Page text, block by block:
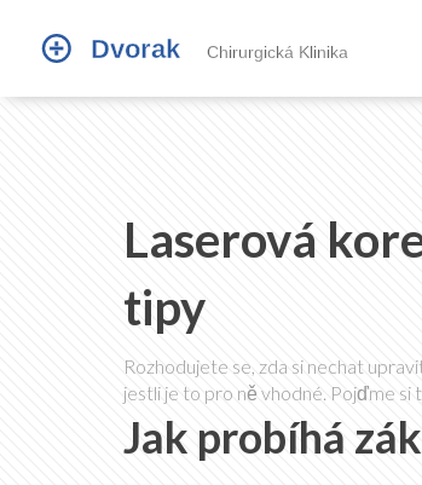
Laserová
tipy
Rozhodujete se, zda si nechat
jestli je to pro ně vhodné. Pojďme
Jak probíhá